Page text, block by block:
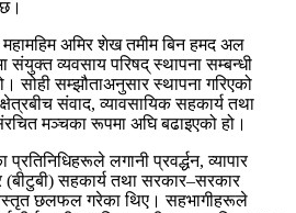
अमिर शेख तमीम बिन हमद अल
संयुक्त व्यवसाय परिषद् स्थापना सम्बन्धी
सोही सम्झौताअनुसार स्थापना गरिएको
संवाद, व्यावसायिक सहकार्य तथा
मञ्चका रूपमा अघि बढाइएको हो।
लगानी प्रवर्द्धन, व्यापार
(बीटुबी) सहकार्य तथा सरकार–सरकार
छलफल गरेका थिए। सहभागीहरूले